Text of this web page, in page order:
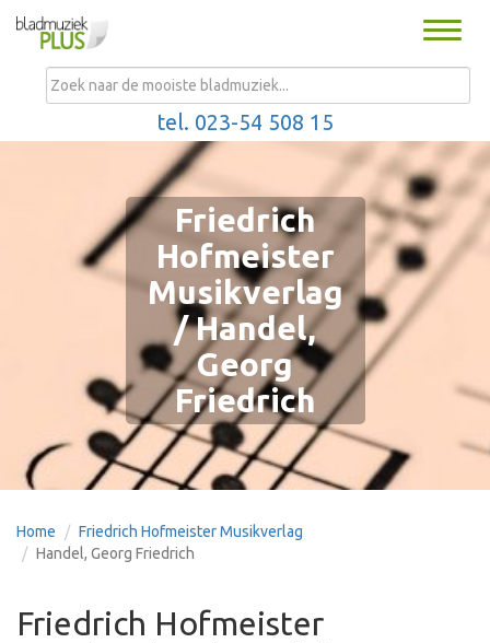
Toggle
tel. 023-54 508 15
MENU
Friedrich
Hofmeister
Musikverlag
/ Handel,
Georg
Friedrich
Home
Friedrich Hofmeister Musikverlag
Handel, Georg Friedrich
Friedrich Hofmeister